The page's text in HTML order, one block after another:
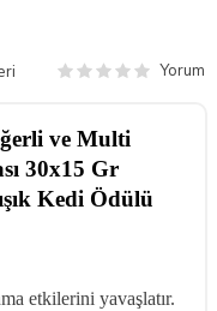
Yorum
ve Multi
30x15 Gr
Kedi Ödülü
etkilerini yavaşlatır.